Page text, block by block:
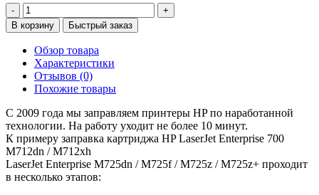
-
+
В корзину
Быстрый заказ
Обзор товара
Характеристики
Отзывов (0)
Похожие товары
С 2009 года мы заправляем принтеры HP по наработанной
технологии. На работу уходит не более 10 минут.
К примеру заправка картриджа HP LaserJet Enterprise 700
M712dn / M712xh
LaserJet Enterprise M725dn / M725f / M725z / M725z+ проходит
в несколько этапов: